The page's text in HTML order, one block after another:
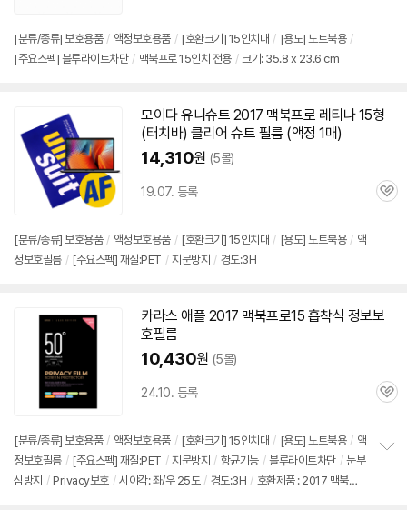
뷰
[분류/종류] 보호용품 / 액정보호용품 / [호환크기] 15인치 대 / [용도] 노트북용 /
[주요스펙] 블루라이트차단 / 맥북프로 15인치 전용 / 크기: 35.8 x 23.6 cm
모이다 유니슈트 2017 맥북프로 레티나 15형
(터치바) 클리어 슈트 필름 (액정 1매)
14,310원 (5몰)
19.07. 등록
관
[분류/종류] 보호용품 / 액정보호용품 / [호환크기] 15인치 대 / [용도] 노트북용 / 액
정보호필름 / [주요스펙] 재질:PET / 지문방지 / 경도:3H
카라스 애플 2017 맥북프로15 흡착식 정보보
호필름
10,430원 (5몰)
24.10. 등록
관
[분류/종류] 보호용품 / 액정보호용품 / [호환크기] 15인치 대 / [용도] 노트북용 / 액
정보호필름 / [주요스펙] 재질:PET / 지문방지 / 항균기능 / 블루라이트차단 / 눈부
심방지 / Privacy보호 / 시야각: 좌/우 25도 / 경도:3H / 호환제품 : 2017 맥북프